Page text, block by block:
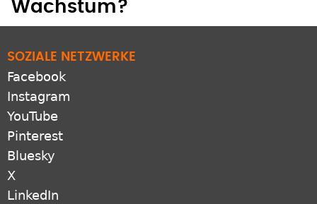
Wachstum?
SOZIALE NETZWERKE
Facebook
Instagram
YouTube
Pinterest
Bluesky
X
LinkedIn